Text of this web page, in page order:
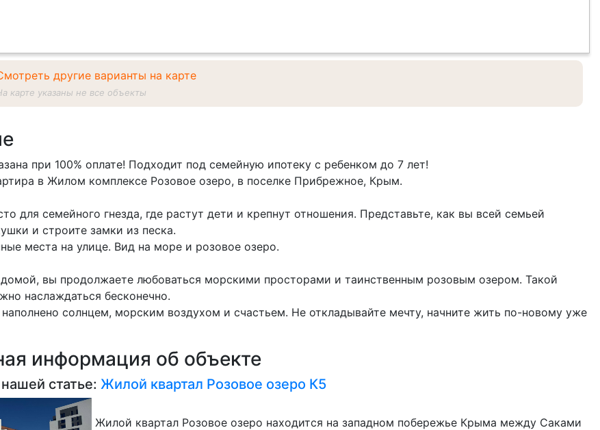
другие варианты на карте
карте указаны не все объекты
при 100% оплате! Подходит под семейную ипотеку с ребенком до 7 лет!
в Жилом комплексе Розовое озеро, в поселке Прибрежное, Крым.
для семейного гнезда, где растут дети и крепнут отношения. Представьте, как вы всей семьей
и строите замки из песка.
места на улице. Вид на море и розовое озеро.
вы продолжаете любоваться морскими просторами и таинственным розовым озером. Такой
наслаждаться бесконечно.
солнцем, морским воздухом и счастьем. Не откладывайте мечту, начните жить по-новому уже
информация об объекте
статье: Жилой квартал Розовое озеро К5
Жилой квартал Розовое озеро находится на западном побережье Крыма между Саками